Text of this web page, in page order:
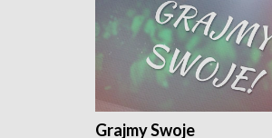
Grajmy Swoje